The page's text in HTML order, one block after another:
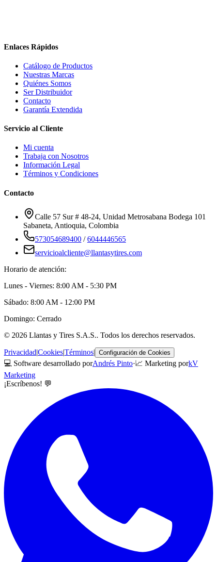
Enlaces Rápidos
Catálogo de Productos
Nuestras Marcas
Quiénes Somos
Ser Distribuidor
Contacto
Garantía Extendida
Servicio al Cliente
Mi cuenta
Trabaja con Nosotros
Información Legal
Términos y Condiciones
Contacto
Calle 57 Sur # 48-24, Unidad Metrosabana Bodega 101
Sabaneta, Antioquia, Colombia
573054689400 /6044446565
servicioalcliente@llantasytires.com
Horario de atención:
Lunes - Viernes: 8:00 AM - 5:30 PM
Sábado: 8:00 AM - 12:00 PM
Domingo: Cerrado
© 2026 Llantas y Tires S.A.S.. Todos los derechos reservados.
Privacidad|Cookies|Términos| Configuración de Cookies
💻 Software desarrollado porAndrés Pinto·📈 Marketing porkV
Marketing
¡Escríbenos! 💬